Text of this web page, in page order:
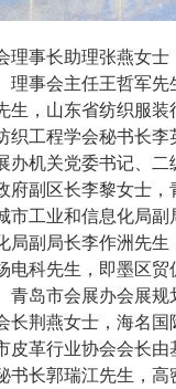
理事长助理张燕女
理事会主任王哲军
生，山东省纺织服
织工程学会秘书长李
办机关党委书记、
府副区长李黎女士，
市工业和信息化局副
局副局长李作洲先
电科先生，即墨区
青岛市会展办会展规
长荆燕女士，海名国
皮革行业协会会长
书长郭瑞江先生，高